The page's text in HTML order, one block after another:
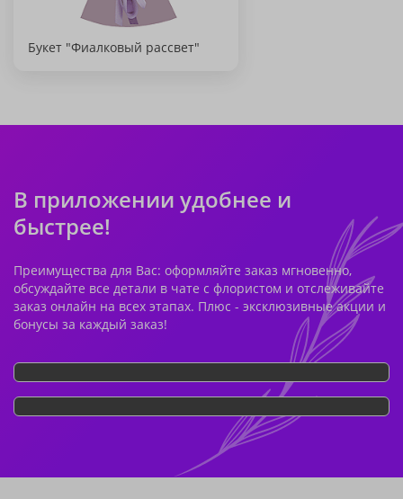
Букет "Фиалковый рассвет"
В приложении удобнее и
быстрее!
Преимущества для Вас: оформляйте заказ мгновенно,
обсуждайте все детали в чате с флористом и отслеживайте
заказ онлайн на всех этапах. Плюс - эксклюзивные акции и
бонусы за каждый заказ!